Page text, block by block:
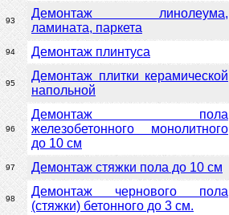
93
Демонтаж линолеума,
ламината, паркета
94 Демонтаж плинтуса
95
Демонтаж плитки керамической
напольной
96
Демонтаж пола
железобетонного монолитного
до 10 см
97 Демонтаж стяжки пола до 10 см
98
Демонтаж чернового пола
(стяжки) бетонного до 3 см.